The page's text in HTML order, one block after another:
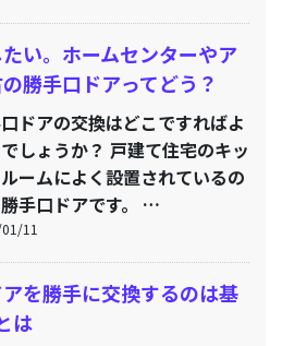
い。ホームセンターやア
勝手口ドアってどう？
ドアの交換はどこですればよ
しょうか？ 戸建て住宅のキッ
ームによく設置されているの
手口ドアです。 …
11
を勝手に交換するのは基
は